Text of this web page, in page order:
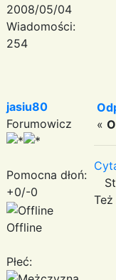
2008/05/04
Wiadomości:
254
jasiu80
Forumowicz
Pomocna dłoń:
+0/-0
Offline
Płeć:
«